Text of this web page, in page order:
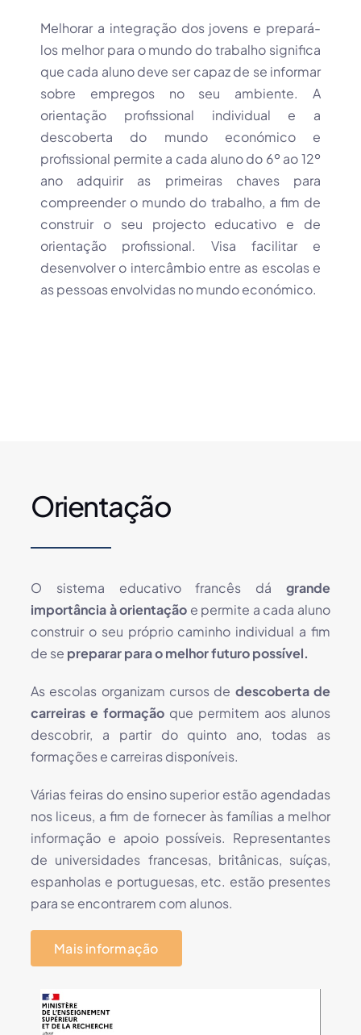
Melhorar a integração dos jovens e prepará-
los melhor para o mundo do trabalho significa
que cada aluno deve ser capaz de se informar
sobre empregos no seu ambiente. A
orientação profissional individual e a
descoberta do mundo económico e
profissional permite a cada aluno do 6º ao 12º
ano adquirir as primeiras chaves para
compreender o mundo do trabalho, a fim de
construir o seu projecto educativo e de
orientação profissional. Visa facilitar e
desenvolver o intercâmbio entre as escolas e
as pessoas envolvidas no mundo económico.
Orientação
O sistema educativo francês dá grande
importância à orientação e permite a cada aluno
construir o seu próprio caminho individual a fim
de se preparar para o melhor futuro possível.
As escolas organizam cursos de descoberta de
carreiras e formação que permitem aos alunos
descobrir, a partir do quinto ano, todas as
formações e carreiras disponíveis.
Várias feiras do ensino superior estão agendadas
nos liceus, a fim de fornecer às famílias a melhor
informação e apoio possíveis. Representantes
de universidades francesas, britânicas, suíças,
espanholas e portuguesas, etc. estão presentes
para se encontrarem com alunos.
Mais informação